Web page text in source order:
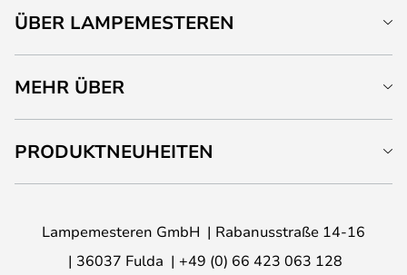
ÜBER LAMPEMESTEREN
MEHR ÜBER
PRODUKTNEUHEITEN
Lampemesteren GmbH
Rabanusstraße 14-16
36037 Fulda
+49 (0) 66 423 063 128